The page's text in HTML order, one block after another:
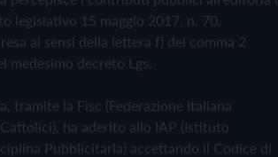
legislativo 15 maggio 2017, n. 70.
ai sensi della lettera f) del comma 2
medesimo decreto Lgs.
tramite la Fisc (Federazione Italiana
ha aderito allo IAP (Istituto
Pubblicitaria) accettando il Codice di